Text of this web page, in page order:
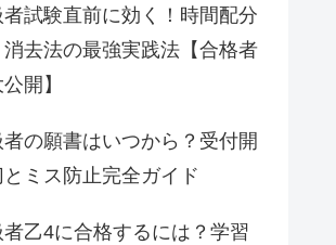
試験直前に効く！時間配分
消去法の最強実践法【合格者
開】
の願書はいつから？受付開
ミス防止完全ガイド
乙4に合格するには？学習